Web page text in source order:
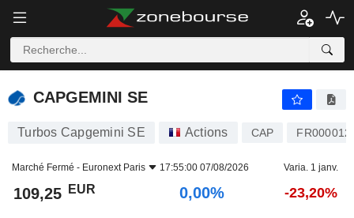
CAPGEMINI SE
CAPGEMINI SE
Turbos Capgemini SE Actions CAP
Marché Fermé - Euronext Paris 17:55:00 07/08/2026 Varia. 1 janv.
109,25 EUR 0,00% -23,20%